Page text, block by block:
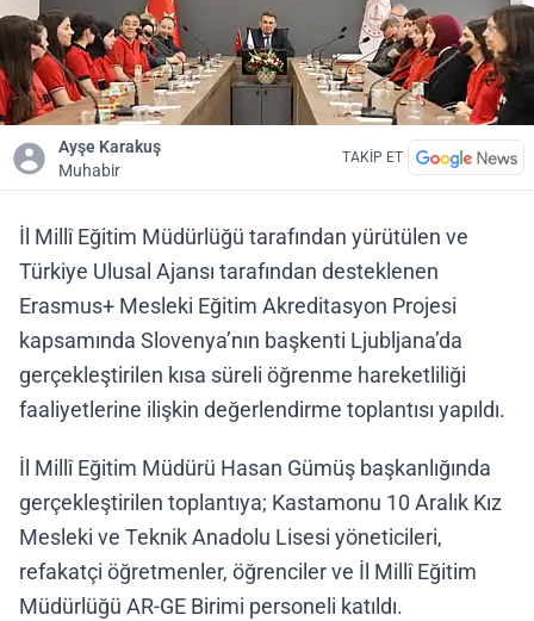
Ayşe Karakuş
Muhabir
TAKİP ET
İl Millî Eğitim Müdürlüğü tarafından yürütülen ve
Türkiye Ulusal Ajansı tarafından desteklenen
Erasmus+ Mesleki Eğitim Akreditasyon Projesi
kapsamında Slovenya’nın başkenti Ljubljana’da
gerçekleştirilen kısa süreli öğrenme hareketliliği
faaliyetlerine ilişkin değerlendirme toplantısı yapıldı.
İl Millî Eğitim Müdürü Hasan Gümüş başkanlığında
gerçekleştirilen toplantıya; Kastamonu 10 Aralık Kız
Mesleki ve Teknik Anadolu Lisesi yöneticileri,
refakatçi öğretmenler, öğrenciler ve İl Millî Eğitim
Müdürlüğü AR-GE Birimi personeli katıldı.